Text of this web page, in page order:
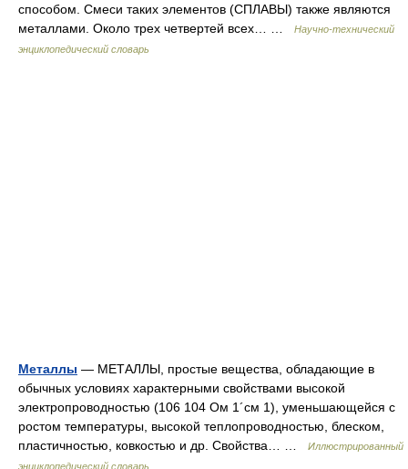
способом. Смеси таких элементов (СПЛАВЫ) также являются
металлами. Около трех четвертей всех… …
Научно-технический
энциклопедический словарь
Металлы — МЕТАЛЛЫ, простые вещества, обладающие в
обычных условиях характерными свойствами высокой
электропроводностью (106 104 Ом 1´см 1), уменьшающейся с
ростом температуры, высокой теплопроводностью, блеском,
пластичностью, ковкостью и др. Свойства… …
Иллюстрированный
энциклопедический словарь